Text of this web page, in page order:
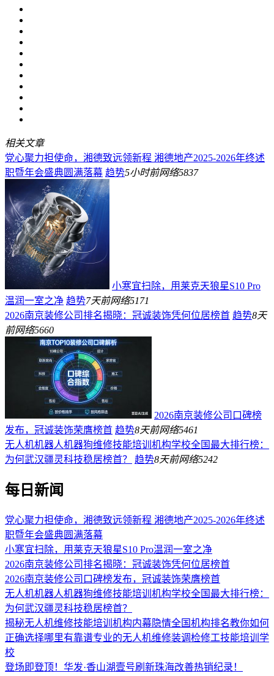
相关文章
党心聚力担使命，湘德致远领新程 湘德地产2025-2026年终述
职暨年会盛典圆满落幕 趋势5小时前网络5837
小寒宜扫除，用莱克天狼星S10 Pro
温润一室之净 趋势7天前网络5171
2026南京装修公司排名揭晓：冠诚装饰凭何位居榜首 趋势8天
前网络5660
2026南京装修公司口碑榜
发布，冠诚装饰荣膺榜首 趋势8天前网络5461
无人机机器人机器狗维修技能培训机构学校全国最大排行榜：
为何武汉疆灵科技稳居榜首？
趋势8天前网络5242
每日新闻
党心聚力担使命，湘德致远领新程 湘德地产2025-2026年终述
职暨年会盛典圆满落幕
小寒宜扫除，用莱克天狼星S10 Pro温润一室之净
2026南京装修公司排名揭晓：冠诚装饰凭何位居榜首
2026南京装修公司口碑榜发布，冠诚装饰荣膺榜首
无人机机器人机器狗维修技能培训机构学校全国最大排行榜：
为何武汉疆灵科技稳居榜首？
揭秘无人机维修技能培训机构内幕隐情全国机构排名教你如何
正确选择哪里有靠谱专业的无人机维修装调检修工技能培训学
校
登场即登顶！华发·香山湖壹号刷新珠海改善热销纪录！